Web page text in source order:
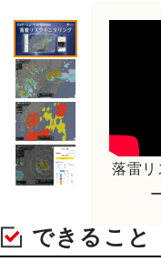
象
沿
岸
気
落雷リ
できること